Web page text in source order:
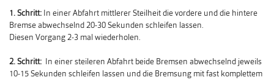
1. Schritt: In einer Abfahrt mittlerer Steilheit die vordere und die hintere
Bremse abwechselnd 20-30 Sekunden schleifen lassen.
Diesen Vorgang 2-3 mal wiederholen.
2. Schritt: In einer steileren Abfahrt beide Bremsen abwechselnd jeweils
10-15 Sekunden schleifen lassen und die Bremsung mit fast komplettem